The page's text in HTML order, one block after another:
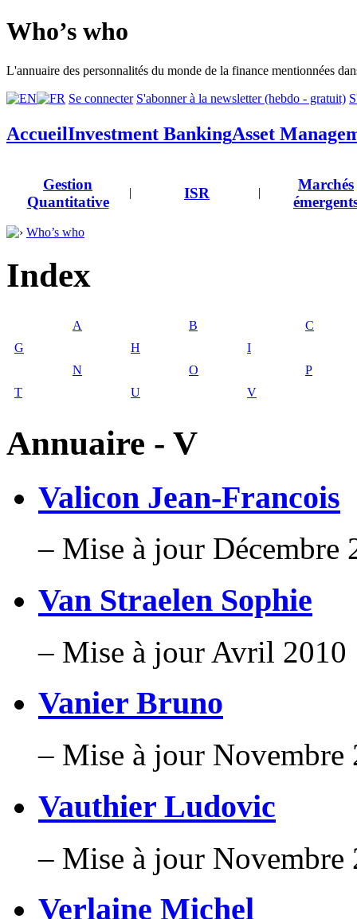
Who’s who
L'annuaire des personnalités du monde de la finance mentionnées
Se connecter S'abonner à la newsletter (hebdo - gratuit)
AccueilInvestment BankingAsset
Gestion
Quantitative
| ISR |
Marchés
Who’s who
Index
A B
C
G
H
I
N
O
P
T
U V
Annuaire - V
Valicon Jean-Francois
– Mise à jour Décembre
Van Straelen Sophie
– Mise à jour Avril 2010
Vanier Bruno
– Mise à jour Novembre
Vauthier Ludovic
– Mise à jour Novembre
Verlaine Michel